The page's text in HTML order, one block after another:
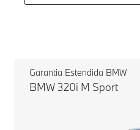
Garantia Estendida BMW
BMW 320i M Sport